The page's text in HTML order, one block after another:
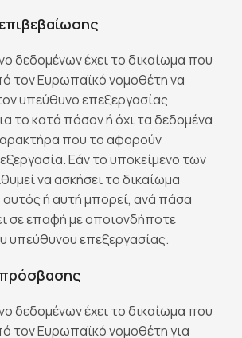
δεδομένων έχει το δικαίωμα που
τον Ευρωπαϊκό νομοθέτη να
υπεύθυνο επεξεργασίας
το κατά πόσον ή όχι τα δεδομένα
που το αφορούν
Εάν το υποκείμενο των
να ασκήσει το δικαίωμα
ή αυτή μπορεί, ανά πάσα
σε επαφή με οποιονδήποτε
υπεύθυνου επεξεργασίας.
δεδομένων έχει το δικαίωμα που
τον Ευρωπαϊκό νομοθέτη για